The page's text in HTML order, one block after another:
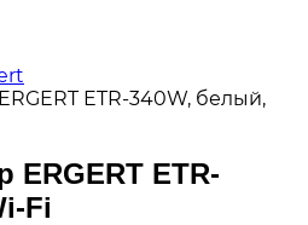
ETR-340W, белый,
ERGERT ETR-
Fi